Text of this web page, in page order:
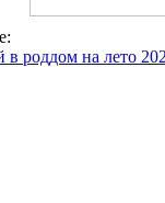
в роддом на лето